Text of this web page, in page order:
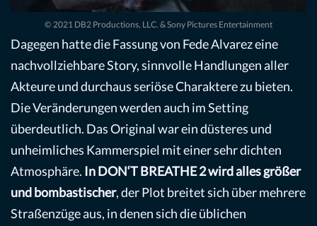
© 2021 DB2 Productions, LLC. & Sony Pictures Entertainment
Dagegen hatte die Fassung von Fede Alvarez eine
nachvollziehbare Story, sinnvolle Handlungen aller
Akteure und durchaus seriöse Charaktere zu bieten.
Die Veränderungen werden auch im Setting
überdeutlich. Das Original war ein düsteres und
unheimliches Kammerspiel mit einer sehr dichten
Atmosphäre. In DON‘T BREATHE 2 wird alles größer
und bombastischer, der Plot breitet sich über mehrere
Straßenzüge aus, in denen sich die üblichen